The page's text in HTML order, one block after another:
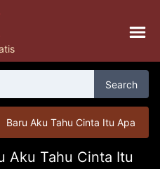
Search
Baru Aku Tahu Cinta Itu Apa
Aku Tahu Cinta Itu